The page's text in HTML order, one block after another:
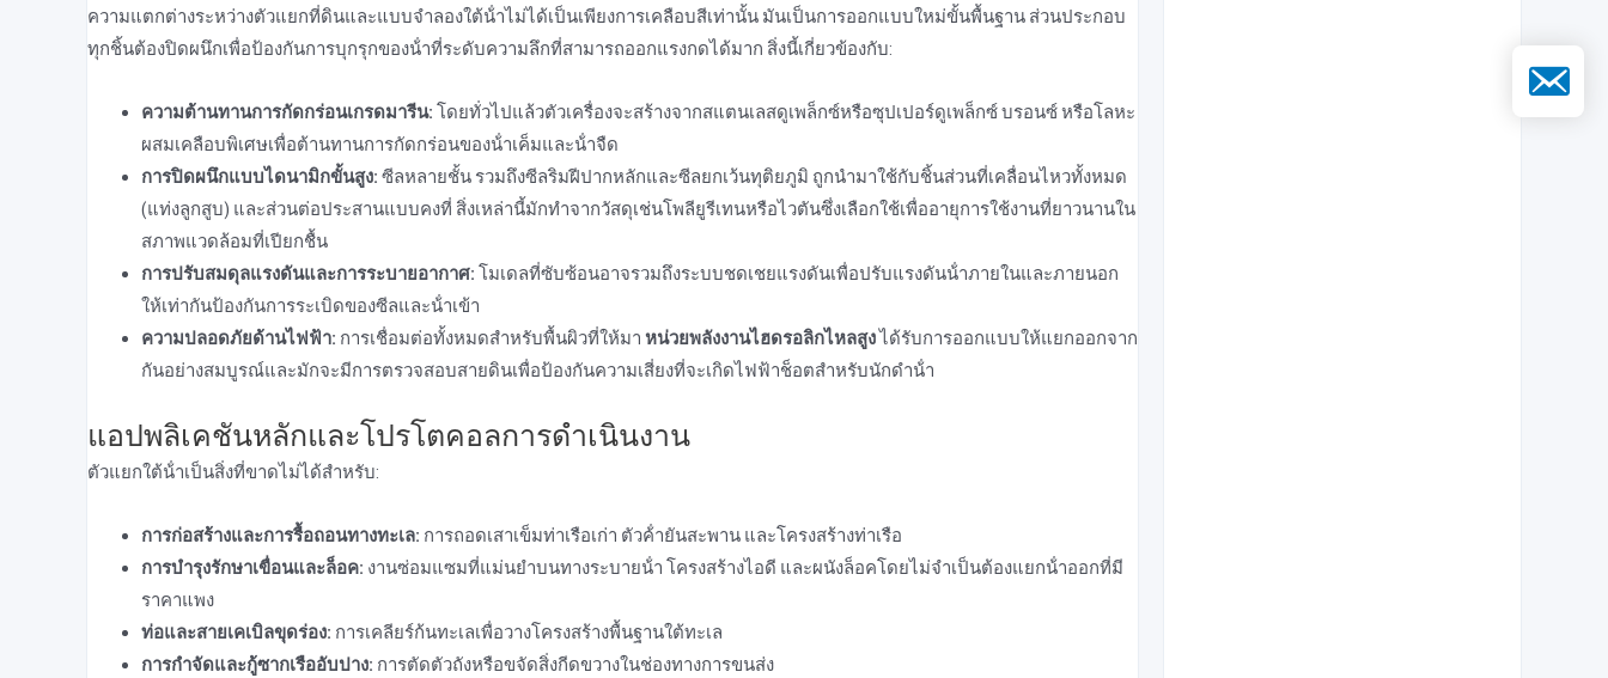
ความแตกต่างระหว่างตัวแยกที่ดินและแบบจําลองใต้น้ําไม่ได้เป็นเพียงการเคลือบสีเท่านั้น มันเป็นการออกแบบใหม่ขั้นพื้นฐาน ส่วนประกอบ
ทุกชิ้นต้องปิดผนึกเพื่อป้องกันการบุกรุกของน้ําที่ระดับความลึกที่สามารถออกแรงกดได้มาก สิ่งนี้เกี่ยวข้องกับ:
ความต้านทานการกัดกร่อนเกรดมารีน: โดยทั่วไปแล้วตัวเครื่องจะสร้างจากสแตนเลสดูเพล็กซ์หรือซุปเปอร์ดูเพล็กซ์ บรอนซ์ หรือโลหะ
ผสมเคลือบพิเศษเพื่อต้านทานการกัดกร่อนของน้ําเค็มและน้ําจืด
การปิดผนึกแบบไดนามิกขั้นสูง: ซีลหลายชั้น รวมถึงซีลริมฝีปากหลักและซีลยกเว้นทุติยภูมิ ถูกนํามาใช้กับชิ้นส่วนที่เคลื่อนไหวทั้งหมด
(แท่งลูกสูบ) และส่วนต่อประสานแบบคงที่ สิ่งเหล่านี้มักทําจากวัสดุเช่นโพลียูรีเทนหรือไวตันซึ่งเลือกใช้เพื่ออายุการใช้งานที่ยาวนานใน
สภาพแวดล้อมที่เปียกชื้น
การปรับสมดุลแรงดันและการระบายอากาศ: โมเดลที่ซับซ้อนอาจรวมถึงระบบชดเชยแรงดันเพื่อปรับแรงดันน้ําภายในและภายนอก
ให้เท่ากันป้องกันการระเบิดของซีลและน้ําเข้า
ความปลอดภัยด้านไฟฟ้า: การเชื่อมต่อทั้งหมดสําหรับพื้นผิวที่ให้มา หน่วยพลังงานไฮดรอลิกไหลสูงได้รับการออกแบบให้แยกออกจาก
กันอย่างสมบูรณ์และมักจะมีการตรวจสอบสายดินเพื่อป้องกันความเสี่ยงที่จะเกิดไฟฟ้าช็อตสําหรับนักดําน้ํา
แอปพลิเคชันหลักและโปรโตคอลการดําเนินงาน
ตัวแยกใต้น้ําเป็นสิ่งที่ขาดไม่ได้สําหรับ:
การก่อสร้างและการรื้อถอนทางทะเล: การถอดเสาเข็มท่าเรือเก่า ตัวค้ํายันสะพาน และโครงสร้างท่าเรือ
การบํารุงรักษาเขื่อนและล็อค: งานซ่อมแซมที่แม่นยําบนทางระบายน้ํา โครงสร้างไอดี และผนังล็อคโดยไม่จําเป็นต้องแยกน้ําออกที่มี
ราคาแพง
ท่อและสายเคเบิลขุดร่อง: การเคลียร์ก้นทะเลเพื่อวางโครงสร้างพื้นฐานใต้ทะเล
การกําจัดและกู้ซากเรืออับปาง: การตัดตัวถังหรือขจัดสิ่งกีดขวางในช่องทางการขนส่ง
อีเมล